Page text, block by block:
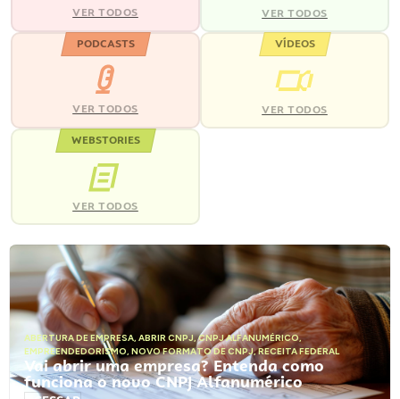
VER TODOS VER TODOS
PODCASTS
VER TODOS
VÍDEOS
VER TODOS
WEBSTORIES
VER TODOS
ABERTURA DE EMPRESA, ABRIR CNPJ,CNPJ ALFANUMÉRICO,
EMPREENDEDORISMO, NOVO FORMATO DE CNPJ,RECEITA FEDERAL
Vai abrir uma empresa? Entenda como
funciona o novo CNPJ Alfanumérico